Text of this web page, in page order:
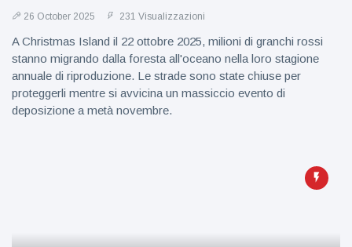
26 October 2025 231 Visualizzazioni
A Christmas Island il 22 ottobre 2025, milioni di granchi rossi
stanno migrando dalla foresta all'oceano nella loro stagione
annuale di riproduzione. Le strade sono state chiuse per
proteggerli mentre si avvicina un massiccio evento di
deposizione a metà novembre.